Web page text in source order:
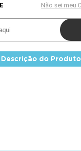
Descrição do Produto